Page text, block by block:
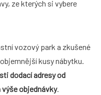
ze kterých si vybere
vozový park a zkušené
kusy nábytku.
dodací adresy od
objednávky.